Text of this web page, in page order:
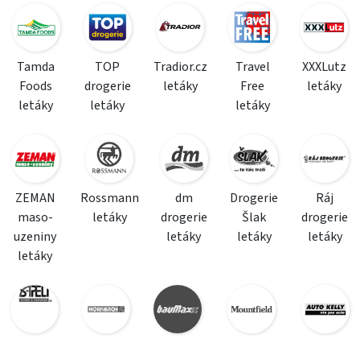
Tamda
Foods
letáky
TOP
drogerie
letáky
Tradior.cz
letáky
Travel
Free
letáky
XXXLutz
letáky
ZEMAN
maso-
uzeniny
letáky
Rossmann
letáky
dm
drogerie
letáky
Drogerie
Šlak
letáky
Ráj
drogerie
letáky